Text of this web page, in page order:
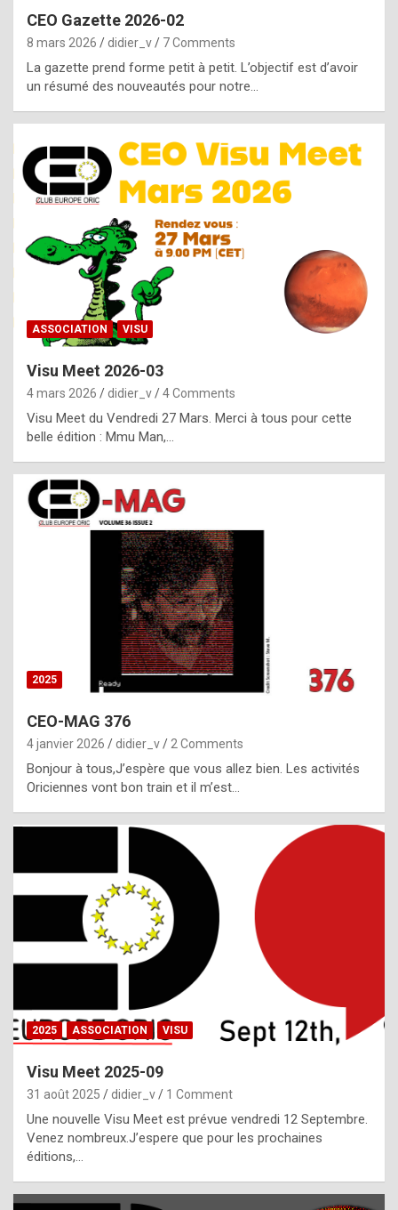
g
e
n
u
i
n
e
R
o
p
l
c
h
i
s
t
o
r
p
e
c
i
l
,
g
h
t
f
CEO Gazette 2026-02
8 mars 2026 didier_v 7 Comments
La gazette prend forme petit à petit. L’objectif est d’avoir
un résumé des nouveautés pour notre…
ASSOCIATION VISU
Visu Meet 2026-03
4 mars 2026 didier_v 4 Comments
Visu Meet du Vendredi 27 Mars. Merci à tous pour cette
belle édition : Mmu Man,…
2025
CEO-MAG 376
4 janvier 2026 didier_v 2 Comments
Bonjour à tous,J’espère que vous allez bien. Les activités
Oriciennes vont bon train et il m’est…
2025 ASSOCIATION VISU
Visu Meet 2025-09
31 août 2025 didier_v 1 Comment
Une nouvelle Visu Meet est prévue vendredi 12 Septembre.
Venez nombreux.J’espere que pour les prochaines
éditions,…